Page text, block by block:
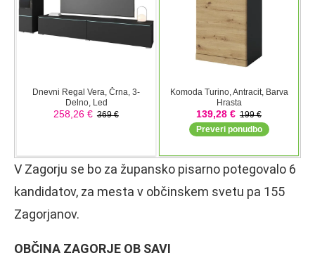
V Zagorju se bo za župansko pisarno potegovalo 6
kandidatov, za mesta v občinskem svetu pa 155
Zagorjanov.
OBČINA ZAGORJE OB SAVI